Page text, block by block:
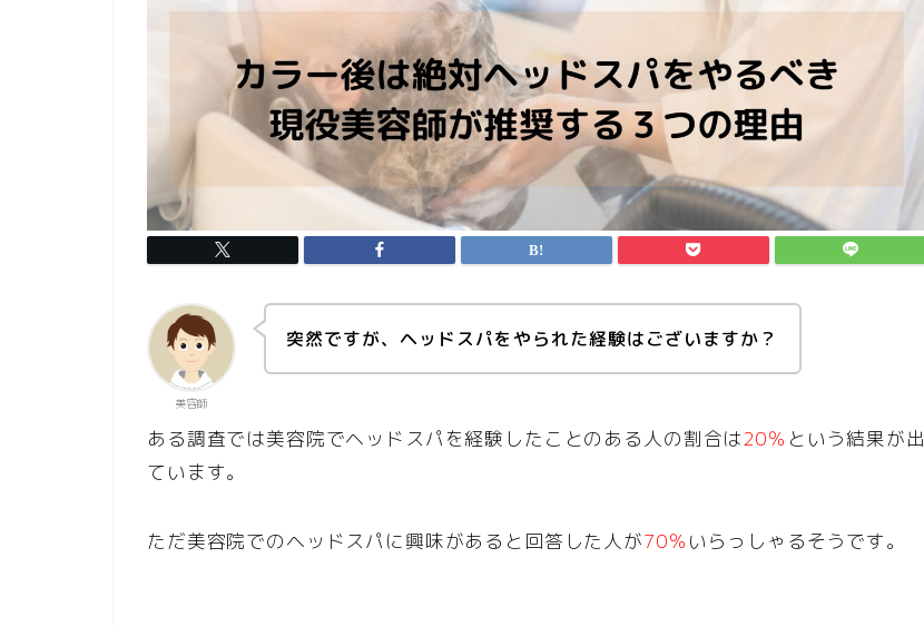
美容師
突然ですが、ヘッドスパをやられた経験はございますか？
ある調査では美容院でヘッドスパを経験したことのある人の割合は20％ という結果が出
ています。
ただ美容院でのヘッドスパに興味があると回答した人が70％ いらっしゃるそうです。